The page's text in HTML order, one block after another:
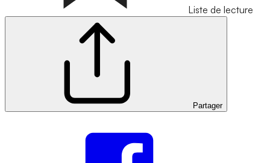
Liste de lecture
Partager